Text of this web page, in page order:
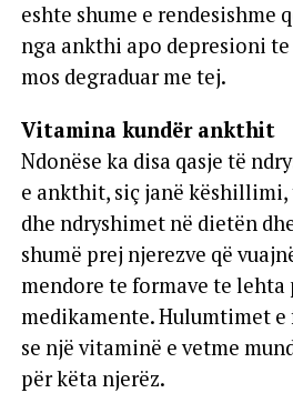
eshte shume e rendesishme
nga ankthi apo depresioni
mos degraduar me tej.
Vitamina kundër ankthit
Ndonëse ka disa qasje të
e ankthit, siç janë këshillimi,
dhe ndryshimet në dietën
shumë prej njerezve që
mendore te formave te lehta
medikamente. Hulumtimet
se një vitaminë e vetme
për këta njerëz.